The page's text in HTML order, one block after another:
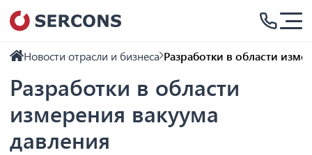
Новости отрасли и бизнеса Разработки в области
Разработки в области
измерения вакуума
давления